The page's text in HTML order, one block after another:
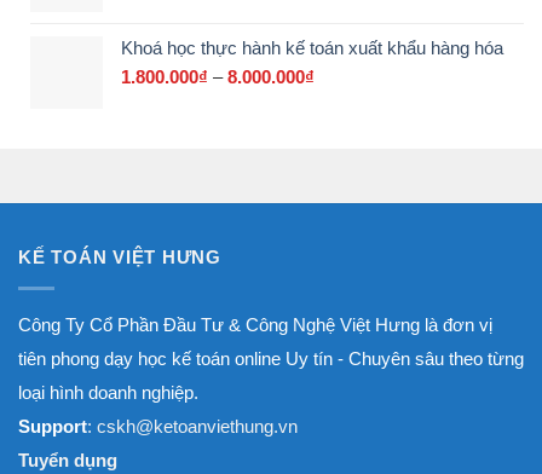
1.800.000₫
Khoá học thực hành kế toán xuất khẩu hàng hóa
1.800.000₫ – 8.000.000₫
KẾ TOÁN VIỆT HƯNG
Công Ty Cổ Phần Đầu Tư & Công Nghệ Việt Hưng là đơn vị
tiên phong dạy học kế toán online Uy tín - Chuyên sâu theo từng
loại hình doanh nghiệp.
Support: cskh@ketoanviethung.vn
Tuyển dụng